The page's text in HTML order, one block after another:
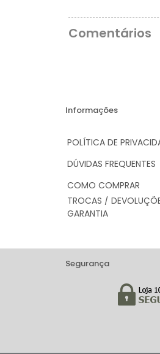
Comentários
Informações
POLÍTICA DE
DÚVIDAS FREQUENTES
COMO COMPRAR
TROCAS /
GARANTIA
Segurança